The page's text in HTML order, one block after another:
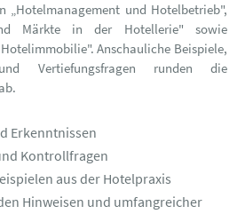
„Hotelmanagement und Hotelbetrieb",
Märkte in der Hotellerie" sowie
Anschauliche Beispiele,
Vertiefungsfragen runden die
Erkenntnissen
Kontrollfragen
aus der Hotelpraxis
Hinweisen und umfangreicher